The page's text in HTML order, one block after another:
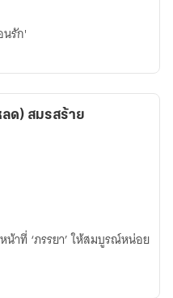
รัก'
ด) สมรสร้าย
าที่ ‘ภรรยา’ ให้สมบูรณ์หน่อย